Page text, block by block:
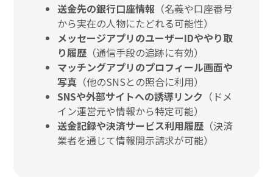
送金先の銀行口座情報 （名義や口座番号
から実在の人物にたどれる可能性）
メッセージアプリのユーザーIDややり取
り履歴 （通信手段の追跡に有効）
マッチングアプリのプロフィール画面や
写真 （他のSNSとの照合に利用）
SNSや外部サイトへの誘導リンク （ドメ
イン運営元や情報から特定可能）
送金記録や決済サービス利用履歴 （決済
業者を通じて情報開示請求が可能）